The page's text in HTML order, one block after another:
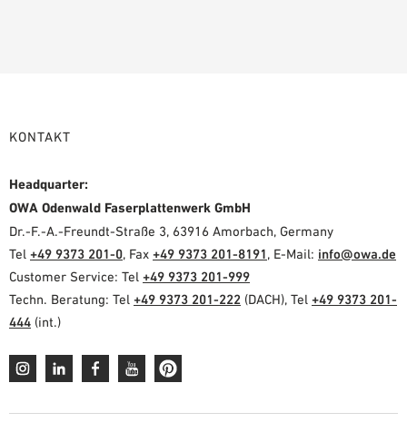
KONTAKT
Headquarter:
OWA Odenwald Faserplattenwerk GmbH
Dr.-F.-A.-Freundt-Straße 3, 63916 Amorbach, Germany
Tel +49 9373 201-0, Fax +49 9373 201-8191, E-Mail: info@owa.de
Customer Service: Tel +49 9373 201-999
Techn. Beratung: Tel +49 9373 201-222 (DACH), Tel +49 9373 201-
444 (int.)